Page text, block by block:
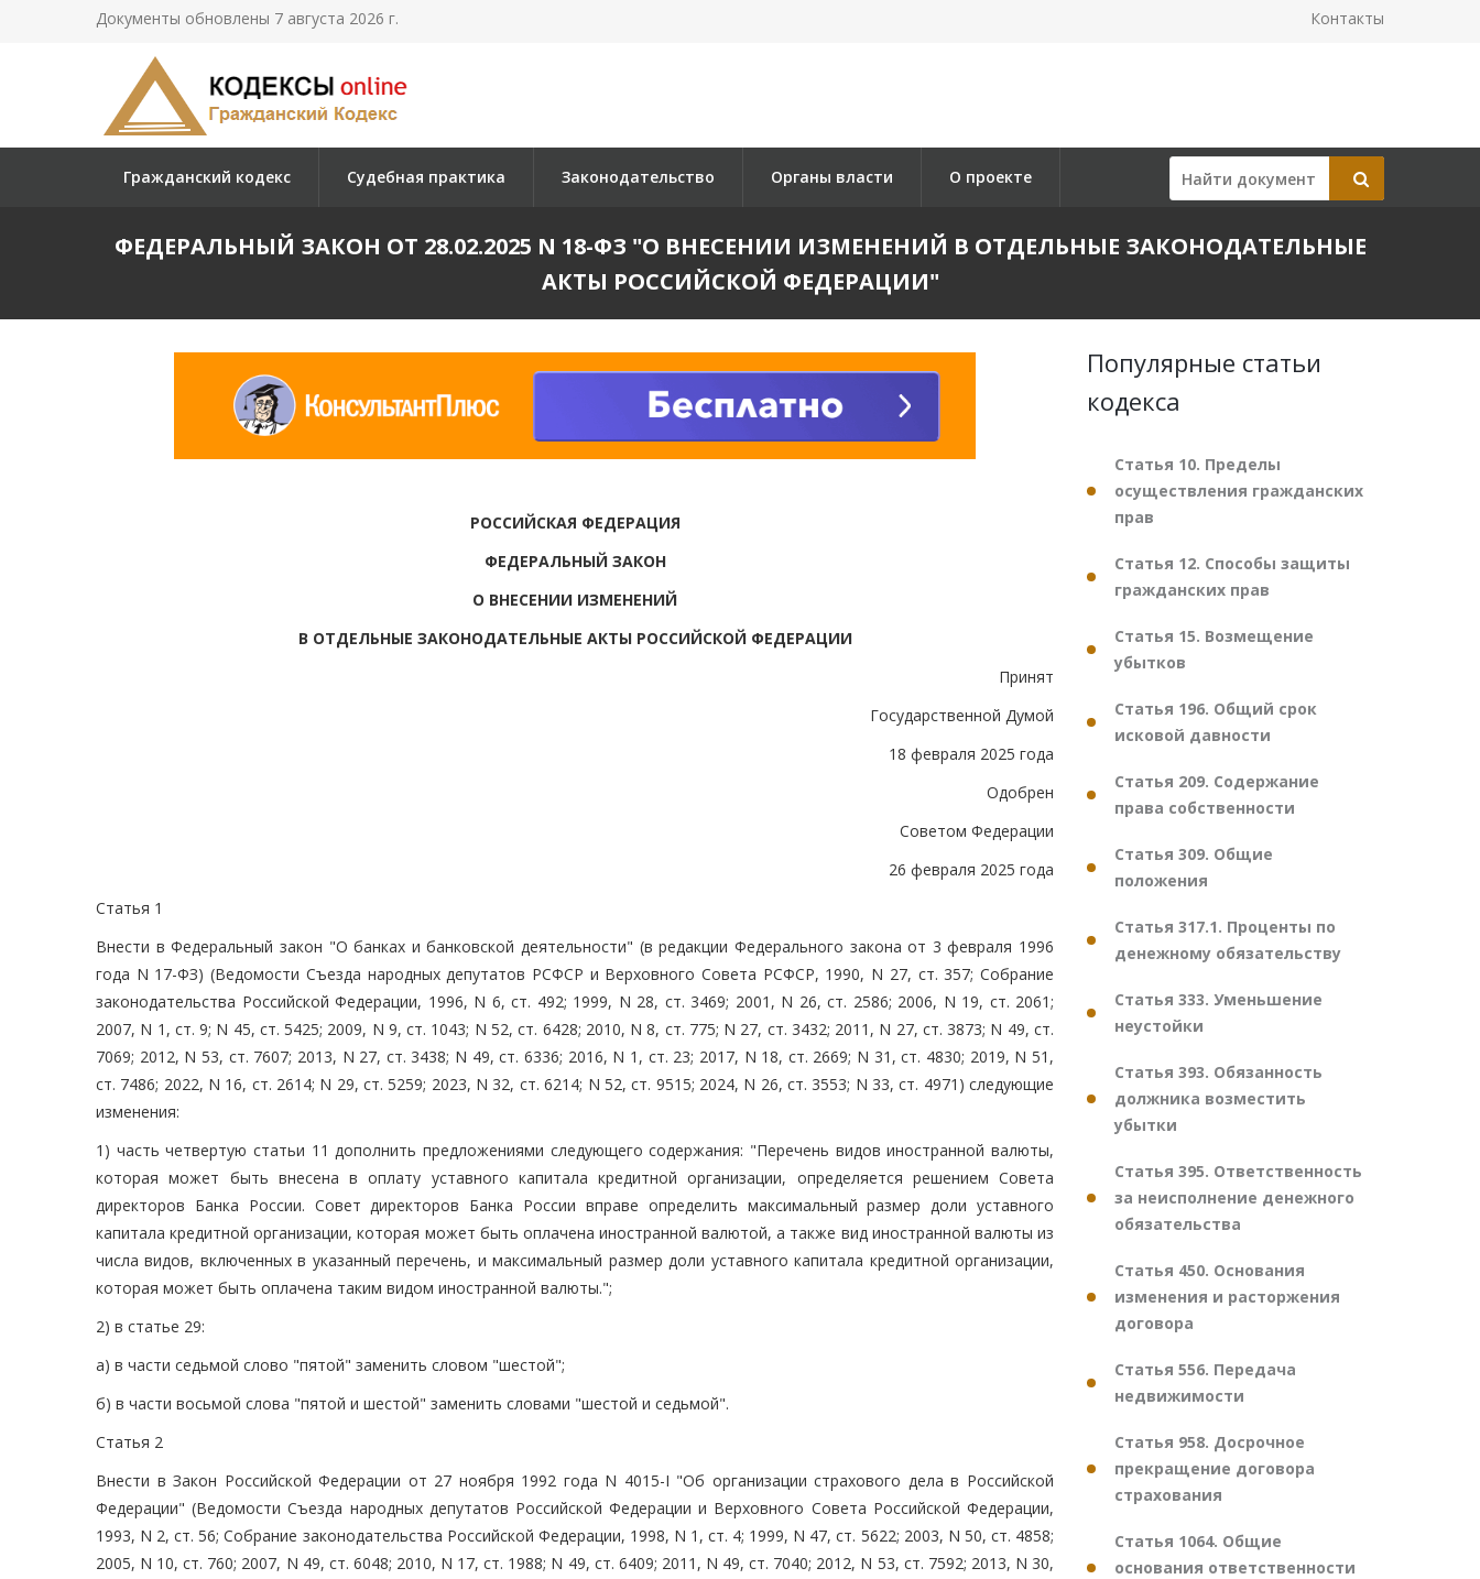
Документы обновлены 7 августа 2026 г. Контакты
Гражданский кодекс Судебная практика Законодательство Органы власти О проекте
ФЕДЕРАЛЬНЫЙ ЗАКОН ОТ 28.02.2025 N 18-ФЗ "О ВНЕСЕНИИ ИЗМЕНЕНИЙ В ОТДЕЛЬНЫЕ ЗАКОНОДАТЕЛЬНЫЕ
АКТЫ РОССИЙСКОЙ ФЕДЕРАЦИИ"
РОССИЙСКАЯ ФЕДЕРАЦИЯ
ФЕДЕРАЛЬНЫЙ ЗАКОН
О ВНЕСЕНИИ ИЗМЕНЕНИЙ
В ОТДЕЛЬНЫЕ ЗАКОНОДАТЕЛЬНЫЕ АКТЫ РОССИЙСКОЙ ФЕДЕРАЦИИ
Принят
Государственной Думой
18 февраля 2025 года
Одобрен
Советом Федерации
26 февраля 2025 года
Статья 1
Внести в Федеральный закон "О банках и банковской деятельности" (в редакции Федерального закона от 3 февраля 1996
года N 17-ФЗ) (Ведомости Съезда народных депутатов РСФСР и Верховного Совета РСФСР, 1990, N 27, ст. 357; Собрание
законодательства Российской Федерации, 1996, N 6, ст. 492; 1999, N 28, ст. 3469; 2001, N 26, ст. 2586; 2006, N 19, ст. 2061;
2007, N 1, ст. 9; N 45, ст. 5425; 2009, N 9, ст. 1043; N 52, ст. 6428; 2010, N 8, ст. 775; N 27, ст. 3432; 2011, N 27, ст. 3873; N 49, ст.
7069; 2012, N 53, ст. 7607; 2013, N 27, ст. 3438; N 49, ст. 6336; 2016, N 1, ст. 23; 2017, N 18, ст. 2669; N 31, ст. 4830; 2019, N 51,
ст. 7486; 2022, N 16, ст. 2614; N 29, ст. 5259; 2023, N 32, ст. 6214; N 52, ст. 9515; 2024, N 26, ст. 3553; N 33, ст. 4971) следующие
изменения:
1) часть четвертую статьи 11 дополнить предложениями следующего содержания: "Перечень видов иностранной валюты,
которая может быть внесена в оплату уставного капитала кредитной организации, определяется решением Совета
директоров Банка России. Совет директоров Банка России вправе определить максимальный размер доли уставного
капитала кредитной организации, которая может быть оплачена иностранной валютой, а также вид иностранной валюты из
числа видов, включенных в указанный перечень, и максимальный размер доли уставного капитала кредитной организации,
которая может быть оплачена таким видом иностранной валюты.";
2) в статье 29:
а) в части седьмой слово "пятой" заменить словом "шестой";
б) в части восьмой слова "пятой и шестой" заменить словами "шестой и седьмой".
Статья 2
Внести в Закон Российской Федерации от 27 ноября 1992 года N 4015-I "Об организации страхового дела в Российской
Федерации" (Ведомости Съезда народных депутатов Российской Федерации и Верховного Совета Российской Федерации,
1993, N 2, ст. 56; Собрание законодательства Российской Федерации, 1998, N 1, ст. 4; 1999, N 47, ст. 5622; 2003, N 50, ст. 4858;
2005, N 10, ст. 760; 2007, N 49, ст. 6048; 2010, N 17, ст. 1988; N 49, ст. 6409; 2011, N 49, ст. 7040; 2012, N 53, ст. 7592; 2013, N 30,
Популярные статьи
кодекса
Статья 10. Пределы
осуществления гражданских
прав
Статья 12. Способы защиты
гражданских прав
Статья 15. Возмещение
убытков
Статья 196. Общий срок
исковой давности
Статья 209. Содержание
права собственности
Статья 309. Общие
положения
Статья 317.1. Проценты по
денежному обязательству
Статья 333. Уменьшение
неустойки
Статья 393. Обязанность
должника возместить
убытки
Статья 395. Ответственность
за неисполнение денежного
обязательства
Статья 450. Основания
изменения и расторжения
договора
Статья 556. Передача
недвижимости
Статья 958. Досрочное
прекращение договора
страхования
Статья 1064. Общие
основания ответственности